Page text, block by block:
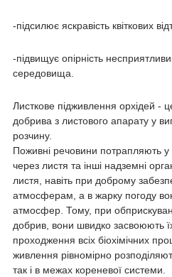
-підсилює яскравість квіткових
-підвищує опірність
середовища.
Листкове підживлення орхідей -
добрива з листового апарату у
розчину.
Поживні речовини потрапляють у
через листя та інші надземні
листя, навіть при доброму
атмосферам, а в жарку погоду
атмосфер. Тому, при
добрив, вони швидко засвоюють
проходження всіх біохімічних
живлення рівномірно
так і в межах кореневої системи.